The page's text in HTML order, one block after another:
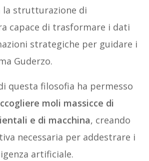
la strutturazione di
capace di trasformare i dati
strategiche per guidare i
Guderzo.
questa filosofia ha permesso
moli massicce di
e di macchina, creando
necessaria per addestrare i
artificiale.